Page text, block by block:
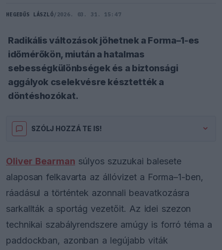
HEGEDŰS LÁSZLÓ/ 2026. 03. 31. 15:47
Radikális változások jöhetnek a Forma–1-es
időmérőkön, miután a hatalmas
sebességkülönbségek és a biztonsági
aggályok cselekvésre késztették a
döntéshozókat.
SZÓLJ HOZZÁ TE IS!
Oliver Bearman súlyos szuzukai balesete
alaposan felkavarta az állóvizet a Forma–1-ben,
ráadásul a történtek azonnali beavatkozásra
sarkallták a sportág vezetőit. Az idei szezon
technikai szabályrendszere amúgy is forró téma a
paddockban, azonban a legújabb viták